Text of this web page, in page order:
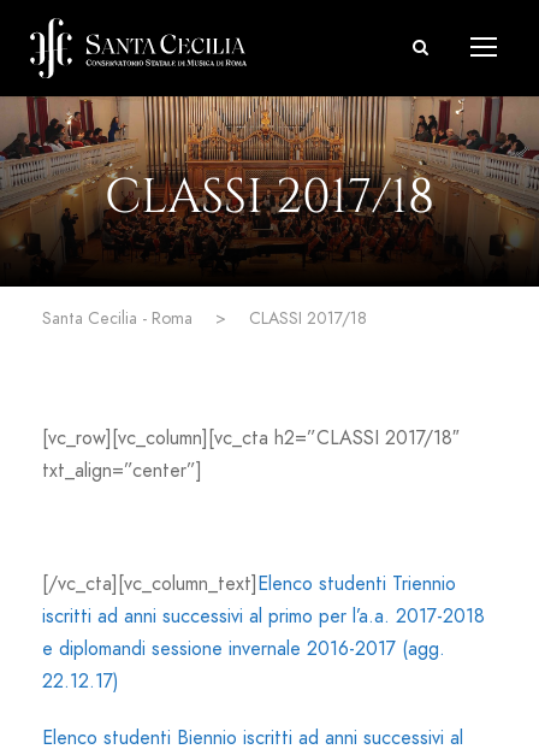
CLASSI 2017/18
Santa Cecilia - Roma > CLASSI 2017/18
[vc_row][vc_column][vc_cta h2=”CLASSI 2017/18″
txt_align=”center”]
[/vc_cta][vc_column_text]Elenco studenti Triennio
iscritti ad anni successivi al primo per l’a.a. 2017-2018
e diplomandi sessione invernale 2016-2017 (agg.
22.12.17)
Elenco studenti Biennio iscritti ad anni successivi al